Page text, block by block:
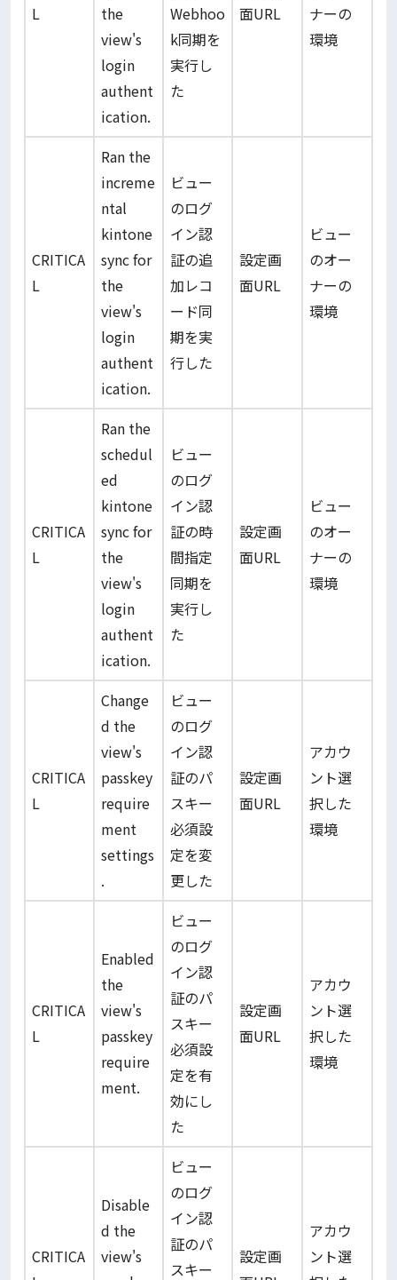
L
the
view's
login
authent
ication.
Webhoo
k同期を
実行し
た
面URL
ナーの
環境
CRITICA
L
Ran the
increme
ntal
kintone
sync for
the
view's
login
authent
ication.
ビュー
のログ
イン認
証の追
加レコ
ード同
期を実
行した
設定画
面URL
ビュー
のオー
ナーの
環境
CRITICA
L
Ran the
schedul
ed
kintone
sync for
the
view's
login
authent
ication.
ビュー
のログ
イン認
証の時
間指定
同期を
実行し
た
設定画
面URL
ビュー
のオー
ナーの
環境
CRITICA
L
Change
d the
view's
passkey
require
ment
settings
.
ビュー
のログ
イン認
証のパ
スキー
必須設
定を変
更した
設定画
面URL
アカウ
ント選
択した
環境
CRITICA
L
Enabled
the
view's
passkey
require
ment.
ビュー
のログ
イン認
証のパ
スキー
必須設
定を有
効にし
た
設定画
面URL
アカウ
ント選
択した
環境
CRITICA
Disable
d the
view's
ビュー
のログ
イン認
証のパ
スキー
設定画
アカウ
ント選